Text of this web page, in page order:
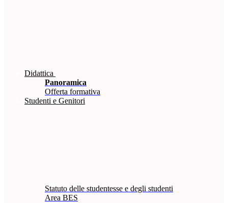
Didattica
Panoramica
Offerta formativa
Studenti e Genitori
Statuto delle studentesse e degli studenti
Area BES